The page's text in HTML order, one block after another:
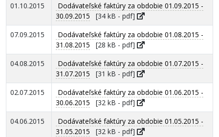
01.10.2015
Dodávateľské faktúry za obdobie 01.09.2015 -
30.09.2015 [34 kB - pdf]
07.09.2015
Dodávateľské faktúry za obdobie 01.08.2015 -
31.08.2015 [28 kB - pdf]
04.08.2015
Dodávateľské faktúry za obdobie 01.07.2015 -
31.07.2015 [31 kB - pdf]
02.07.2015
Dodávateľské faktúry za obdobie 01.06.2015 -
30.06.2015 [32 kB - pdf]
04.06.2015
Dodávateľské faktúry za obdobie 01.05.2015 -
31.05.2015 [32 kB - pdf]